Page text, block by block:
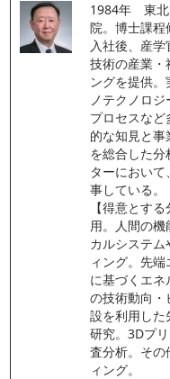
1984年　東
院。博士課程
入社後、産
技術の産業・
ングを提供
ノテクノロ
プロセスな
的な知見と
を総合した
ターにおい
事している。
【得意とす
用。人間の
カルシステ
ィング。先
に基づくエ
の技術動向・
設を利用した
研究。3Dプ
査分析。その
ィング。